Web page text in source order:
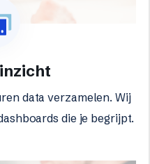
data verzamelen. Wij
die je begrijpt.